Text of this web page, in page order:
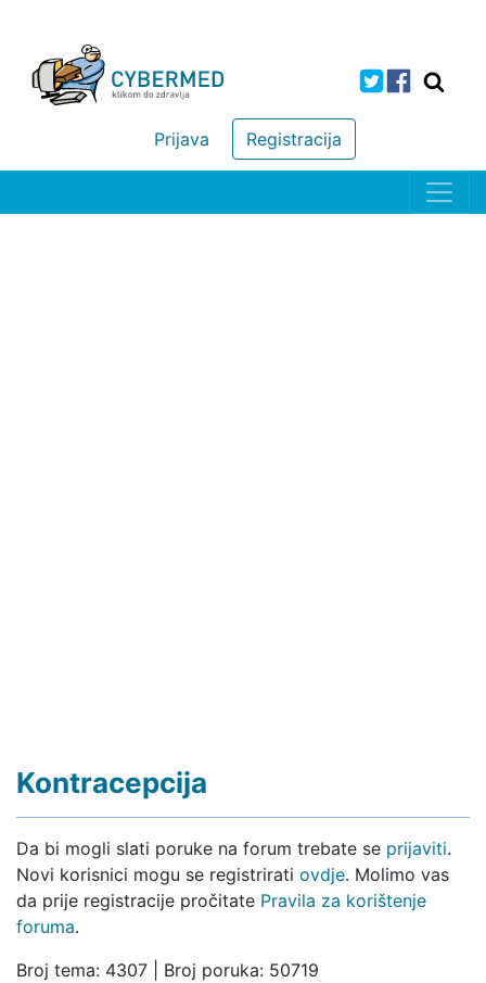
Registracija
Prijava
Kontracepcija
Da bi mogli slati poruke na forum trebate se prijaviti.
Novi korisnici mogu se registrirati ovdje. Molimo vas
da prije registracije pročitate Pravila za korištenje
foruma.
Broj tema: 4307 | Broj poruka: 50719